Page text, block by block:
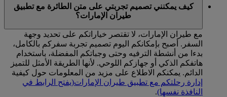
كيف يمكنني تصميم تجربتي على متن الطائرة مع تطبيق
طيران الإمارات؟
مع طيران الإمارات، لا تقتصر خياراتكم على تحديد وجهة
السفر. أصبح بإمكانكم اليوم تصميم تجربة سفركم بالكامل،
بدءا من أنشطة الترفيه وحتى وجباتكم المفضلة، باستخدام
هاتفكم الذكي أو جهازكم اللوحي. لأنها الطريقة الأمثل للتميز
الدائم. يمكنكم الاطلاع على مزيد من المعلومات حول كيفية
إدارة رحلتكم مع تطبيق طيران الإمارات(يفتح الرابط في
النافذة نفسها).